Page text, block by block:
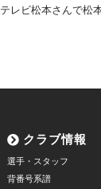
テレビ松本さんで松本山
クラブ情報
選手・スタッフ
背番号系譜